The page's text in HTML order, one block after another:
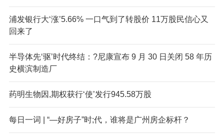
浦发银行大‘涨’5.66% 一口气到了转股价 11万股民信心又
回来了
半导体先‘驱’时代终结：?尼康宣布 9 月 30 日关闭 58 年历
史横滨制造厂
药明生物因,期权获行‘使’发行945.58万股
每日一词 | “—好房子”时;代，谁将是广州房企标杆？